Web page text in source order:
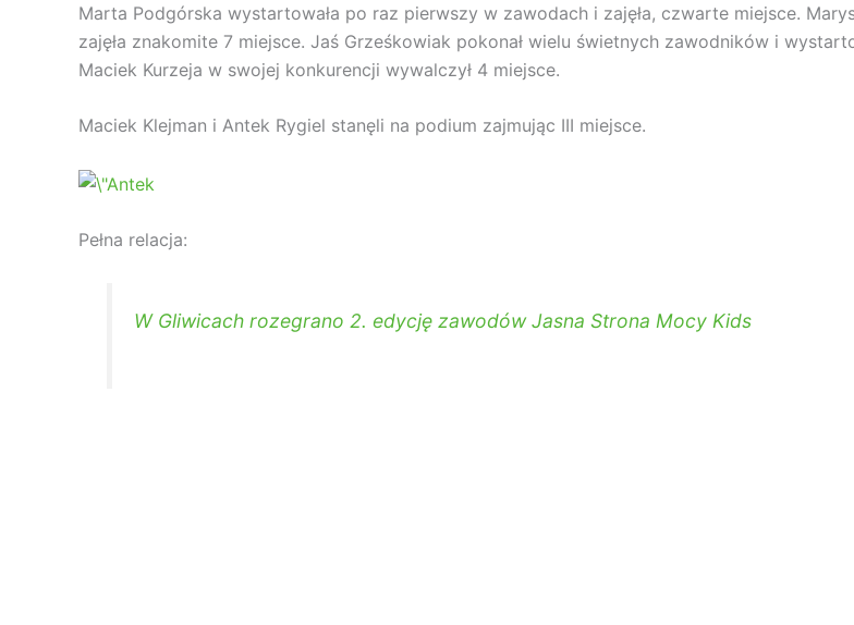
Marta Podgórska wystartowała po raz pierwszy w zawodach i zajęła, czwarte miejsce.
zajęła znakomite 7 miejsce. Jaś Grześkowiak pokonał wielu świetnych zawodników i
Maciek Kurzeja w swojej konkurencji wywalczył 4 miejsce.
Maciek Klejman i Antek Rygiel stanęli na podium zajmując III miejsce.
Pełna relacja:
W Gliwicach rozegrano 2. edycję zawodów Jasna Strona Mocy Kids